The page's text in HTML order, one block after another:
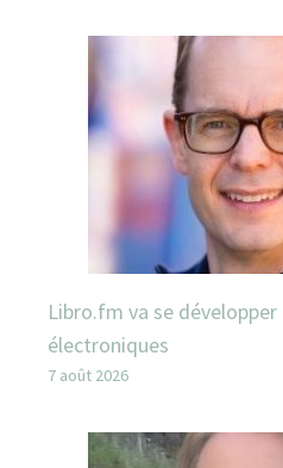
Libro.fm va se développer
électroniques
7 août 2026